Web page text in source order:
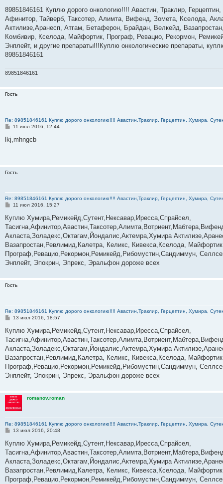
о
щ
е
и
е
89851846161 Куплю дорого онкологию!!!! Авастин, Траклир,
Афинитор, Тайверб, Таксотер, Алимта, Вифенд, Зомета, Кселода,
Актилизе,Аранесп, Атгам, Бетаферон, Брайдан, Велкейд,
Комбивир, Кселода, Майфортик, Програф, Ревацио, Рекормон,
Энплейт, и другие препараты!!!Куплю онкологические препараты,
89851846161
89851846161
Гость
Re: 89851846161 Куплю дорого онкологию!!!! Авастин,Траклир, Герцептин, Хумира,
С
о
б
и
е
11 июл 2016, 12:44
lkj,mhngcb
Гость
Re: 89851846161 Куплю дорого онкологию!!!! Авастин,Траклир, Герцептин, Хумира,
С
о
б
щ
е
и
е
11 июл 2016, 15:27
Куплю Хумира,Ремикейд,Сутент,Нексавар,Иресса,Спрайсел,
Акласта,Золадекс,Октагам,Йондалис,Актемра,Хумира
Вазапростан,Ревлимид,Калетра, Келикс, Кивекса,Кселода,
Програф,Ревацио,Рекормон,Ремикейд,Рибомустин,Сандиммун,
Энплейт, Эпокрин, Эпрекс, Эральфон дороже всех
Гость
Re: 89851846161 Куплю дорого онкологию!!!! Авастин,Траклир, Герцептин, Хумира,
С
о
б
щ
е
и
е
13 июл 2016, 18:57
Куплю Хумира,Ремикейд,Сутент,Нексавар,Иресса,Спрайсел,
Акласта,Золадекс,Октагам,Йондалис,Актемра,Хумира
Вазапростан,Ревлимид,Калетра, Келикс, Кивекса,Кселода,
Програф,Ревацио,Рекормон,Ремикейд,Рибомустин,Сандиммун,
Энплейт, Эпокрин, Эпрекс, Эральфон дороже всех
romanov.roman
Re: 89851846161 Куплю дорого онкологию!!!! Авастин,Траклир, Герцептин, Хумира,
С
о
б
щ
е
и
е
13 июл 2016, 20:48
Куплю Хумира,Ремикейд,Сутент,Нексавар,Иресса,Спрайсел,
Акласта,Золадекс,Октагам,Йондалис,Актемра,Хумира
Вазапростан,Ревлимид,Калетра, Келикс, Кивекса,Кселода,
Програф,Ревацио,Рекормон,Ремикейд,Рибомустин,Сандиммун,